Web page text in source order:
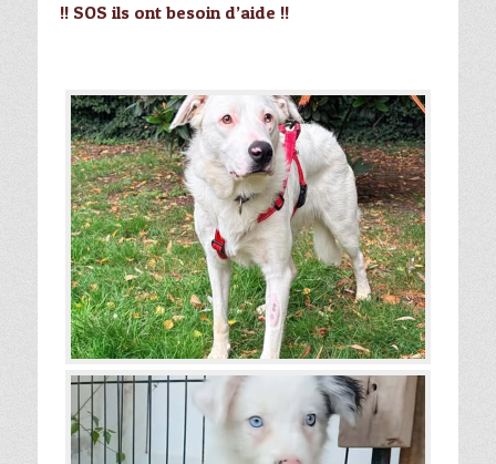
!! SOS ils ont besoin d’aide !!